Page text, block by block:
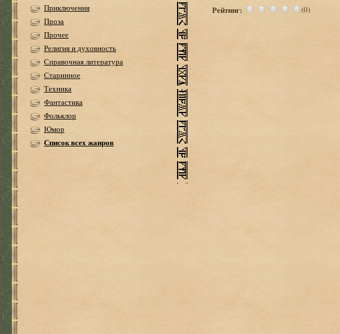
Приключения
Проза
Прочее
Религия и духовность
Справочная литература
Старинное
Техника
Фантастика
Фольклор
Юмор
Список всех жанров
Рейтинг: (0)